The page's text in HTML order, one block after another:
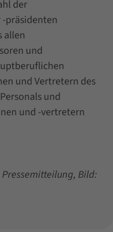
der
präsidenten
allen
und
und Vertretern des
und
und -vertretern
Bild: